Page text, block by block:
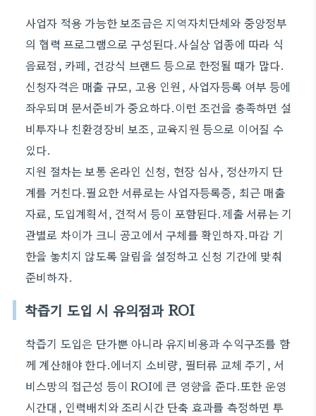
사업자 적용 가능한 보조금은 지역자치단체와 중앙정부
의 협력 프로그램으로 구성된다.사실상 업종에 따라 식
음료점, 카페, 건강식 브랜드 등으로 한정될 때가 많다.
신청자격은 매출 규모, 고용 인원, 사업자등록 여부 등에
좌우되며 문서준비가 중요하다.이런 조건을 충족하면 설
비투자나 친환경장비 보조, 교육지원 등으로 이어질 수
있다.
지원 절차는 보통 온라인 신청, 현장 심사, 정산까지 단
계를 거친다.필요한 서류로는 사업자등록증, 최근 매출
자료, 도입계획서, 견적서 등이 포함된다.제출 서류는 기
관별로 차이가 크니 공고에서 구체를 확인하자.마감 기
한을 놓치지 않도록 알림을 설정하고 신청 기간에 맞춰
준비하자.
착즙기 도입 시 유의점과 ROI
착즙기 도입은 단가뿐 아니라 유지비용과 수익구조를 함
께 계산해야 한다.에너지 소비량, 필터류 교체 주기, 서
비스망의 접근성 등이 ROI에 큰 영향을 준다.또한 운영
시간대, 인력배치와 조리시간 단축 효과를 측정하면 투